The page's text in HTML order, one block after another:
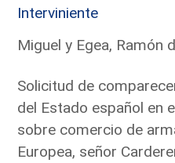
Interviniente
Miguel y Egea, Ramón
Solicitud de
del Estado español en
sobre comercio de
Europea, señor